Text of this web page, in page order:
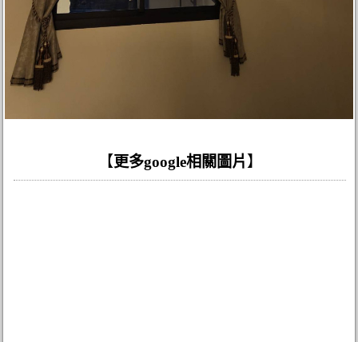
【更多google相關圖片 】